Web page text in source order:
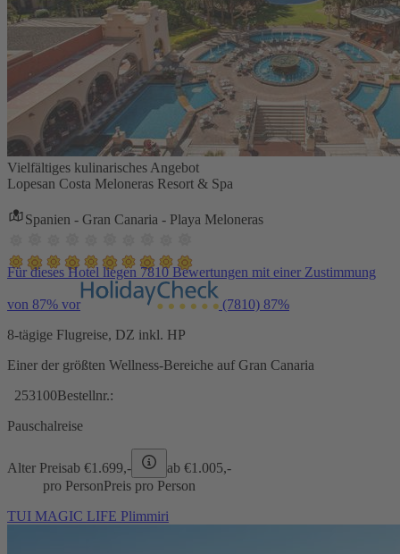
Vielfältiges kulinarisches Angebot
Lopesan Costa Meloneras Resort & Spa
Spanien - Gran Canaria - Playa Meloneras
Für dieses Hotel liegen 7810 Bewertungen mit einer Zustimmung
von 87% vor (7810) 87%
8-tägige Flugreise, DZ inkl. HP
Einer der größten Wellness-Bereiche auf Gran Canaria
253100Bestellnr.:
Pauschalreise
Alter Preisab €1.699,- ab €1.005,-
pro PersonPreis pro Person
TUI MAGIC LIFE Plimmiri